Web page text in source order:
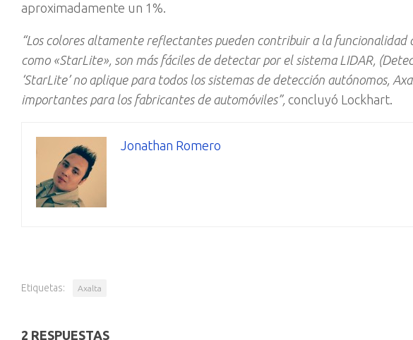
aproximadamente un 1%.
“Los colores altamente reflectantes pueden contribuir a la funcionalidad
como «StarLite», son más fáciles de detectar por el sistema LIDAR,
‘StarLite’ no aplique para todos los sistemas de detección autónomos,
importantes para los fabricantes de automóviles”, concluyó Lockhart.
Jonathan Romero
Etiquetas: Axalta
2 RESPUESTAS